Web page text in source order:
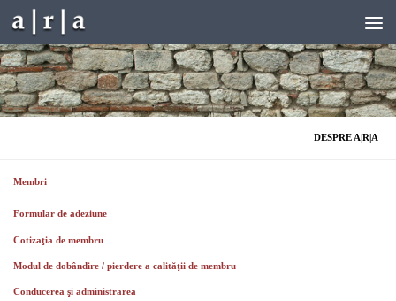
Skip to content
DESPRE A|R|A
Membri
Formular de adeziune
Cotizaţia de membru
Modul de dobândire / pierdere a calităţii de membru
Conducerea şi administrarea